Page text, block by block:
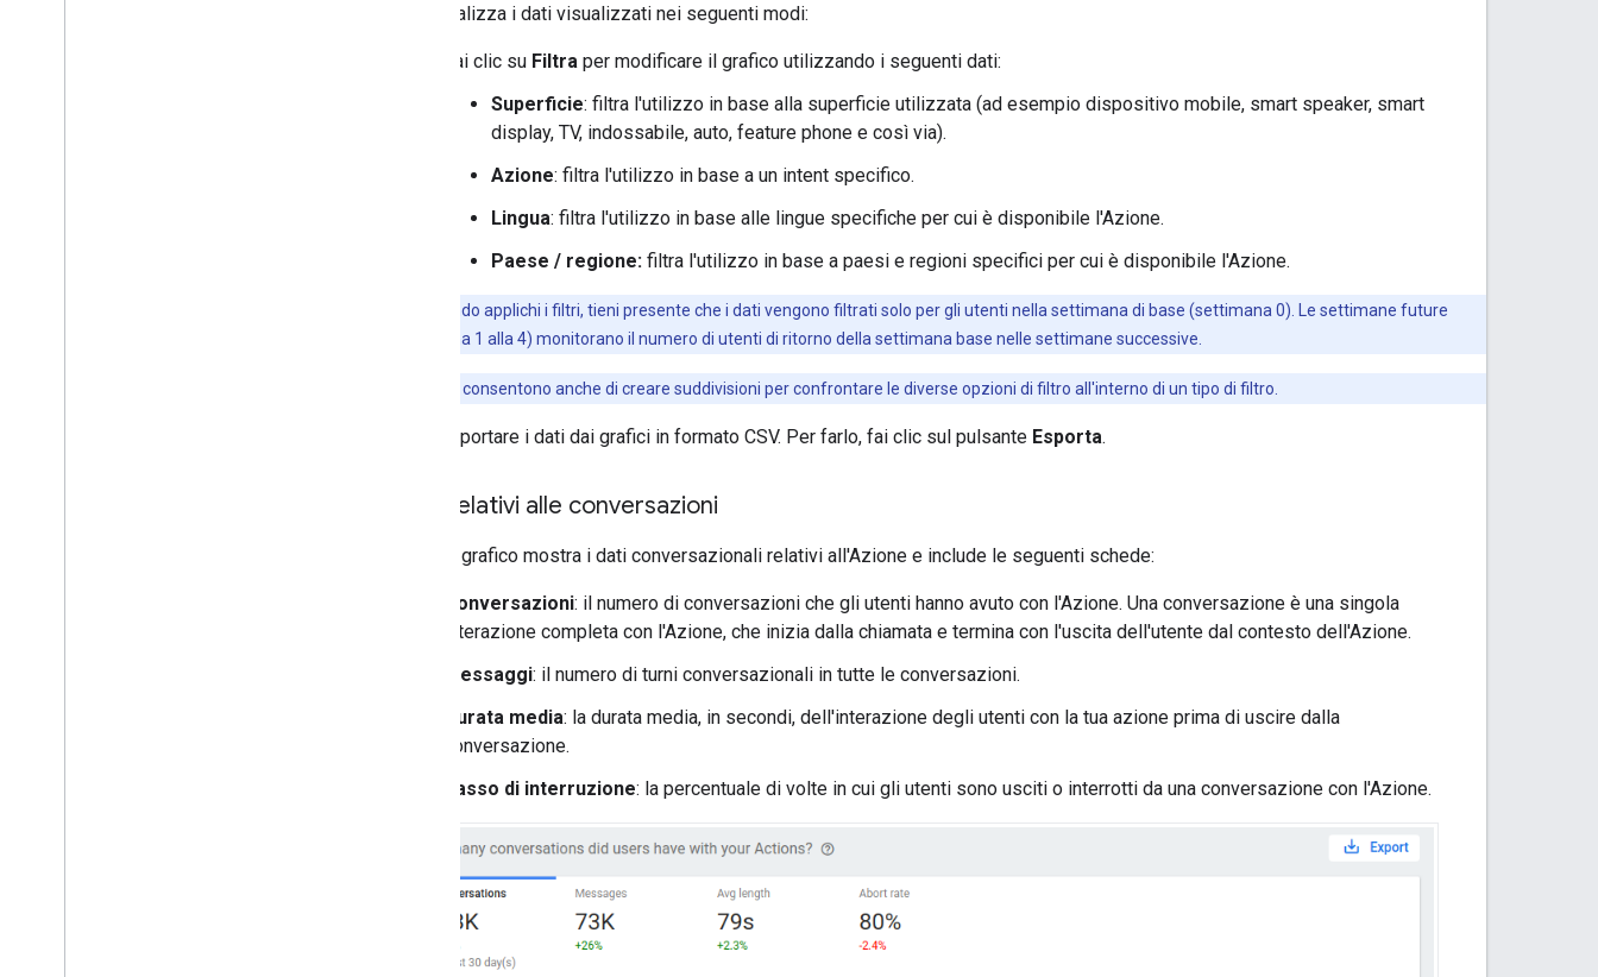
Personalizza i dati visualizzati nei seguenti modi:
Fai clic su Filtra per modificare il grafico utilizzando i seguenti dati:
Superficie: filtra l'utilizzo in base alla superficie utilizzata (ad esempio dispositivo mobile, smart speaker, smart
display, TV, indossabile, auto, feature phone e così via).
Azione: filtra l'utilizzo in base a un intent specifico.
Lingua: filtra l'utilizzo in base alle lingue specifiche per cui è disponibile l'Azione.
Paese / regione: filtra l'utilizzo in base a paesi e regioni specifici per cui è disponibile l'Azione.
quando applichi i filtri, tieni presente che i dati vengono filtrati solo per gli utenti nella settimana di base (settimana 0). Le settimane future
(dalla settimana 1 alla 4) monitorano il numero di utenti di ritorno della settimana base nelle settimane successive.
i filtri consentono anche di creare suddivisioni per confrontare le diverse opzioni di filtro all'interno di un tipo di filtro.
Puoi esportare i dati dai grafici in formato CSV. Per farlo, fai clic sul pulsante Esporta.
Dati relativi alle conversazioni
Questo grafico mostra i dati conversazionali relativi all'Azione e include le seguenti schede:
Conversazioni: il numero di conversazioni che gli utenti hanno avuto con l'Azione. Una conversazione è una singola
interazione completa con l'Azione, che inizia dalla chiamata e termina con l'uscita dell'utente dal contesto dell'Azione.
Messaggi: il numero di turni conversazionali in tutte le conversazioni.
Durata media: la durata media, in secondi, dell'interazione degli utenti con la tua azione prima di uscire dalla
conversazione.
Tasso di interruzione: la percentuale di volte in cui gli utenti sono usciti o interrotti da una conversazione con l'Azione.